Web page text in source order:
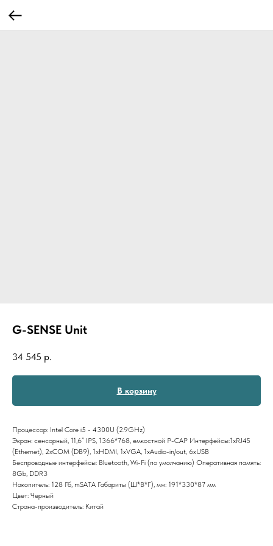
G-SENSE Unit
34 545 р.
В корзину
Процессор: Intel Core i5 - 4300U (2.9GHz)
Экран: сенсорный, 11,6” IPS, 1366*768, емкостной P-CAP Интерфейсы:1хRJ45
(Ethernet), 2хCOM (DB9), 1хHDMI, 1хVGA, 1хAudio-in/out, 6хUSB
Беспроводные интерфейсы: Bluetooth, Wi-Fi (по умолчанию) Оперативная память:
8Gb, DDR3
Накопитель: 128 Гб, mSATA Габариты (Ш*B*Г), мм: 191*330*87 мм
Цвет: Черный
Страна-производитель: Китай